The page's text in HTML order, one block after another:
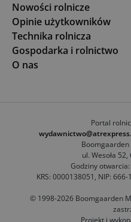
Nowości rolnicze
Opinie użytkowników
Technika rolnicza
Gospodarka i rolnictwo
O nas
Portal
Boomgaarden
ul. Wesoła
Godziny
KRS: 0000138051, NIP:
© 1998-2026 Boomgaarden
Projekt i